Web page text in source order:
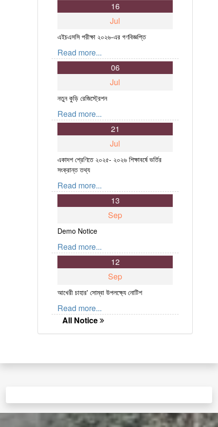
16
Jul
এইচএসসি পরীক্ষা ২০২৬-এর গণবিজ্ঞপ্তি
Read more...
06
Jul
নতুন কুড়ি রেজিস্ট্রেশন
Read more...
21
Jul
একাদশ শ্রেণিতে ২০২৫- ২০২৬ শিক্ষাবর্ষে ভর্তির
সংক্রান্ত তথ্য
Read more...
13
Sep
Demo Notice
Read more...
12
Sep
আখেরী চাহার' সোম্বা উপলক্ষ্যে নোটিশ
Read more...
All Notice